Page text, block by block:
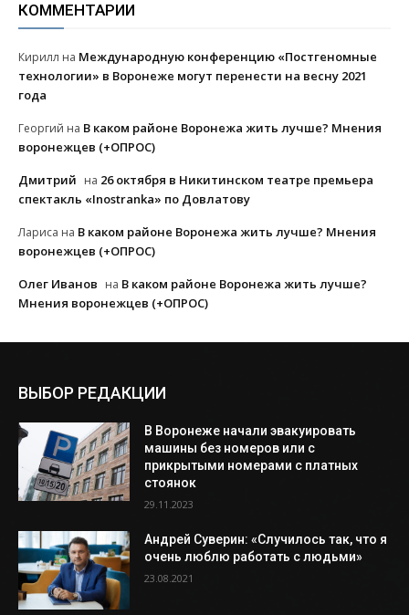
КОММЕНТАРИИ
Кирилл на Международную конференцию «Постгеномные
технологии» в Воронеже могут перенести на весну 2021
года
Георгий на В каком районе Воронежа жить лучше? Мнения
воронежцев (+ОПРОС)
Дмитрий на 26 октября в Никитинском театре премьера
спектакль «Inostranka» по Довлатову
Лариса на В каком районе Воронежа жить лучше? Мнения
воронежцев (+ОПРОС)
Олег Иванов на В каком районе Воронежа жить лучше?
Мнения воронежцев (+ОПРОС)
ВЫБОР РЕДАКЦИИ
В Воронеже начали эвакуировать
машины без номеров или с
прикрытыми номерами с платных
стоянок
29.11.2023
Андрей Суверин: «Случилось так, что я
очень люблю работать с людьми»
23.08.2021